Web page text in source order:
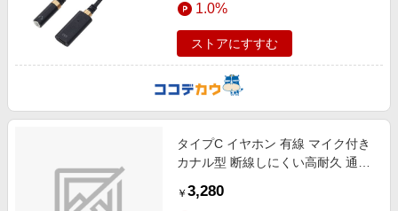
1.0%
ストアにすすむ
タイプC イヤホン 有線 マイク付き
カナル型 断線しにくい高耐久 通話
ト搭載 iPhone iPad Pixel AQUOS
￥ 3,280